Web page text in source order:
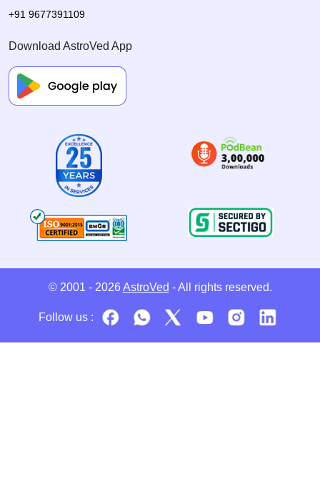
+91 9677391109
Download AstroVed App
© 2001 - 2026 AstroVed - All rights reserved.
Follow us :